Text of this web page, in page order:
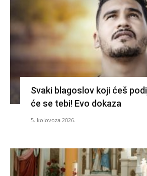
Svaki blagoslov koji ćeš
će se tebi! Evo dokaza
5. kolovoza 2026.